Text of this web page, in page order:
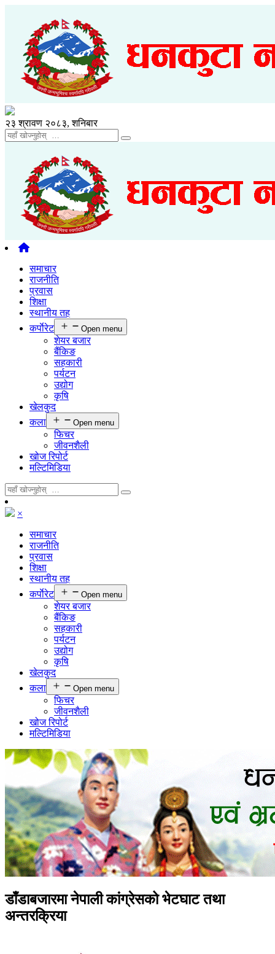
२३ श्रावण २०८३, शनिबार
समाचार
राजनीति
प्रवास
शिक्षा
स्थानीय तह
कर्पाेरेट
Open menu
शेयर बजार
बैंकिङ
सहकारी
पर्यटन
उद्योग
कृषि
खेलकुद
कला
Open menu
फिचर
जीवनशैली
खोज रिपोर्ट
मल्टिमिडिया
×
समाचार
राजनीति
प्रवास
शिक्षा
स्थानीय तह
कर्पाेरेट
Open menu
शेयर बजार
बैंकिङ
सहकारी
पर्यटन
उद्योग
कृषि
खेलकुद
कला
Open menu
फिचर
जीवनशैली
खोज रिपोर्ट
मल्टिमिडिया
डाँडाबजारमा नेपाली कांग्रेसको भेटघाट तथा
अन्तरक्रिया